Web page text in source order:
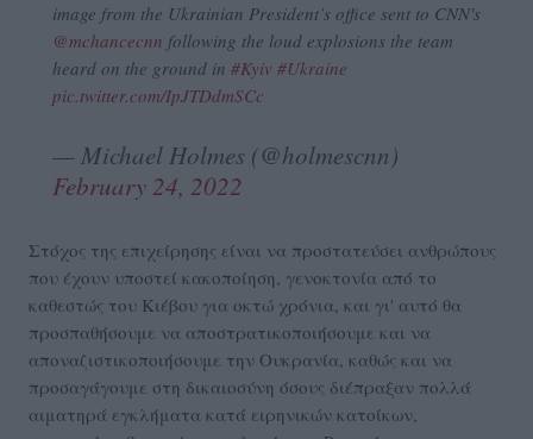
image from the Ukrainian President’s office sent to CNN's
@mchancecnn following the loud explosions the team
heard on the ground in #Kyiv #Ukraine
pic.twitter.com/IpJTDdmSCc
— Michael Holmes (@holmescnn)
February 24, 2022
Στόχος της επιχείρησης είναι να προστατεύσει ανθρώπους
που έχουν υποστεί κακοποίηση, γενοκτονία από το
καθεστώς του Κιέβου για οκτώ χρόνια, και γι' αυτό θα
προσπαθήσουμε να αποστρατικοποιήσουμε και να
αποναζιστικοποιήσουμε την Ουκρανία, καθώς και να
προσαγάγουμε στη δικαιοσύνη όσους διέπραξαν πολλά
αιματηρά εγκλήματα κατά ειρηνικών κατοίκων,